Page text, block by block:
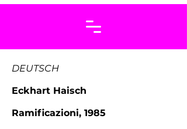
DEUTSCH
Eckhart Haisch
Ramificazioni, 1985